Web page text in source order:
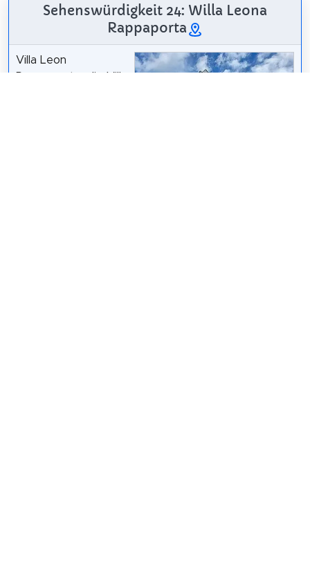
Sehenswürdigkeit 24: Willa Leona
Rappaporta
Villa Leon